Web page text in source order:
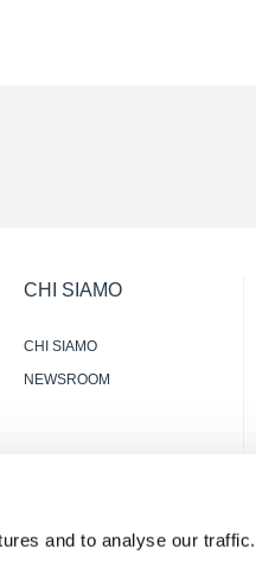
and to analyse our traffic.
CHI SIAMO
CHI SIAMO
NEWSROOM